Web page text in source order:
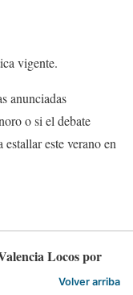
vigente.
anunciadas
o si el debate
este verano en
Locos por
Volver arriba